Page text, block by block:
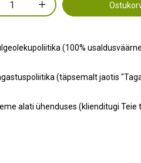
(100%
(täpsemalt jaotis
alati ühenduses (klienditugi Teie